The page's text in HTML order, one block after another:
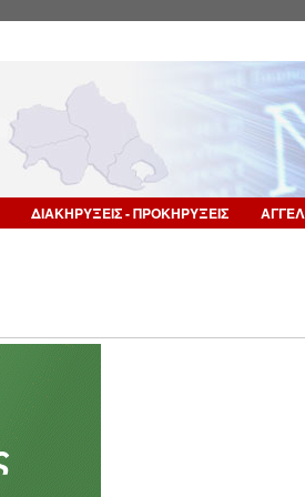
ΔΙΑΚΗΡΥΞΕΙΣ - ΠΡΟΚΗΡΥΞΕΙΣ